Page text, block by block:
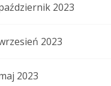
2023
2023
2023